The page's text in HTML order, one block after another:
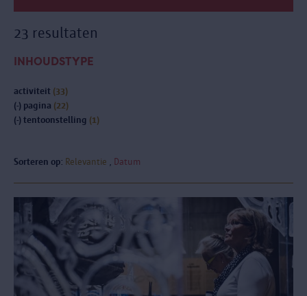
23 resultaten
INHOUDSTYPE
activiteit (33)
(-) pagina (22)
(-) tentoonstelling (1)
Sorteren op: Relevantie Datum